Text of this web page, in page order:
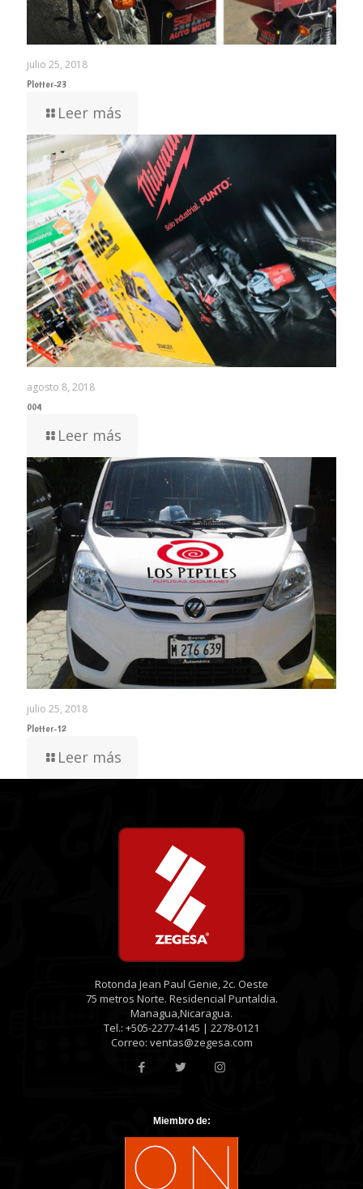
julio 25, 2018
Plotter-23
Leer más
agosto 8, 2018
004
Leer más
julio 25, 2018
Plotter-12
Leer más
Rotonda Jean Paul Genie, 2c. Oeste
75 metros Norte. Residencial Puntaldia.
Managua,Nicaragua.
Tel.: +505-2277-4145 | 2278-0121
Correo: ventas@zegesa.com
Miembro de: